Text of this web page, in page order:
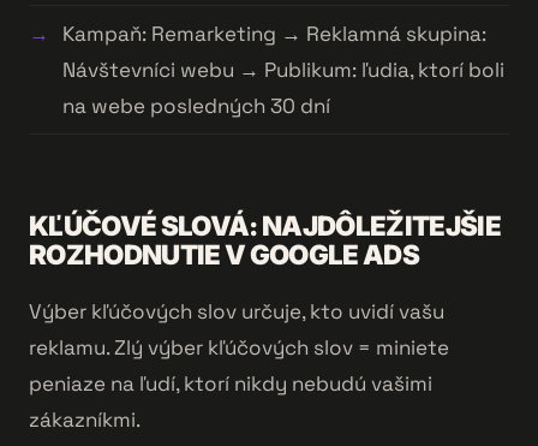
Kampaň: Remarketing → Reklamná skupina:
Návštevníci webu → Publikum: ľudia, ktorí boli
na webe posledných 30 dní
KĽÚČOVÉ SLOVÁ: NAJDÔLEŽITEJŠIE
ROZHODNUTIE V GOOGLE ADS
Výber kľúčových slov určuje, kto uvidí vašu
reklamu. Zlý výber kľúčových slov = miniete
peniaze na ľudí, ktorí nikdy nebudú vašimi
zákazníkmi.